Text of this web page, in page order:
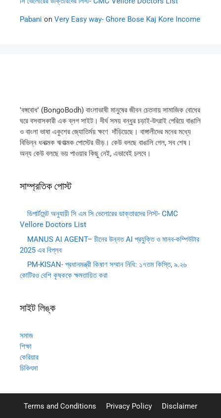
Pabani on Very Easy way- Ghore Bose Kaj Kore Income
'বঙ্গবোধ' (BongoBodh) বাংলাভাষী মানুষের জীবন চেতনায় সামাজিক বোধের
ঘরে বসবাসকারী এক ব্লগ সাইট। দীর্ঘ সময় বন্ধুর চড়াই-উৎরাই পেরিয়ে বাঙালি
ও বাংলা ভাষা একুশের জ্যোতির্ময় ক্ষণে দাঁড়িয়েছে। বাঙ্গালীদের মনের মধ্যে
বিভিন্ন ধনাত্মক ঋণাত্মক পোস্টের ভীড়। কেউ বলছে বাঙালি গেল, সব শেষ।
অন্য কেউ বলছে ভয় পাওয়ার কিছু নেই, এভাবেই চলবে।
সাম্প্রতিক পোস্ট
ডিপার্টমেন্ট অনুযায়ী সি এম সি ভেলোরের ডাক্তারদের লিস্ট- CMC
Vellore Doctors List
MANUS AI AGENT– চীনের উন্নত AI প্রযুক্তি ও মানব-কম্পিউটার
2025 এর বিপ্লব
PM-KISAN- প্রধানমন্ত্রী কিষাণ সম্মান নিধি: ১৭তম কিস্তি, ৯.২৬
কোটিরও বেশি কৃষককে ক্ষমতায়িত করা
সাইট লিঙ্ক
সমাজ
শিক্ষা
কেরিয়ার
চিকিৎসা
Terms and Conditions Privacy Policy
Disclaimer